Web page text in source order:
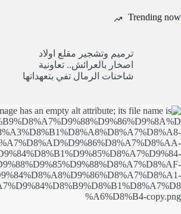
Trending now
ترميم وتشجير مقلع اولاد
اصخار بالعرائش.. تعاونية
شاحنات الرمال تفي بتعهداتها